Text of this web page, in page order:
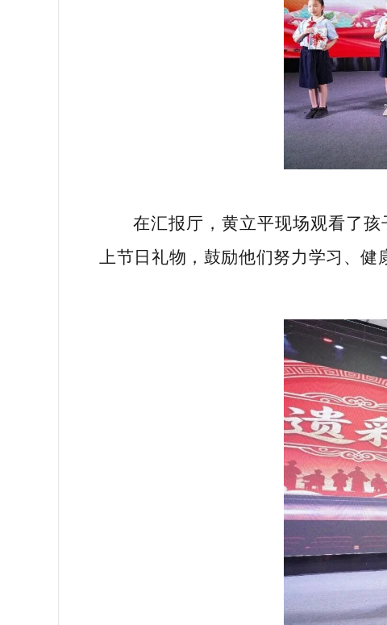
在汇报厅，黄立平现场观看了
上节日礼物，鼓励他们努力学习、健